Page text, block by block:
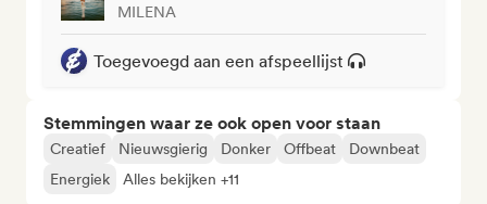
MILENA
Toegevoegd aan een afspeellijst
Stemmingen waar ze ook open voor staan
Creatief Nieuwsgierig Donker Offbeat
Downbeat
Energiek
Alles bekijken +11